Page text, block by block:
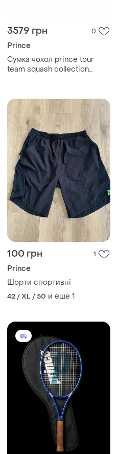
3579 грн 0
Prince
Сумка чохол prince tour
team squash collection
100 грн 1
Prince
Шорти спортивні
42 / XL / 50 и еще 1